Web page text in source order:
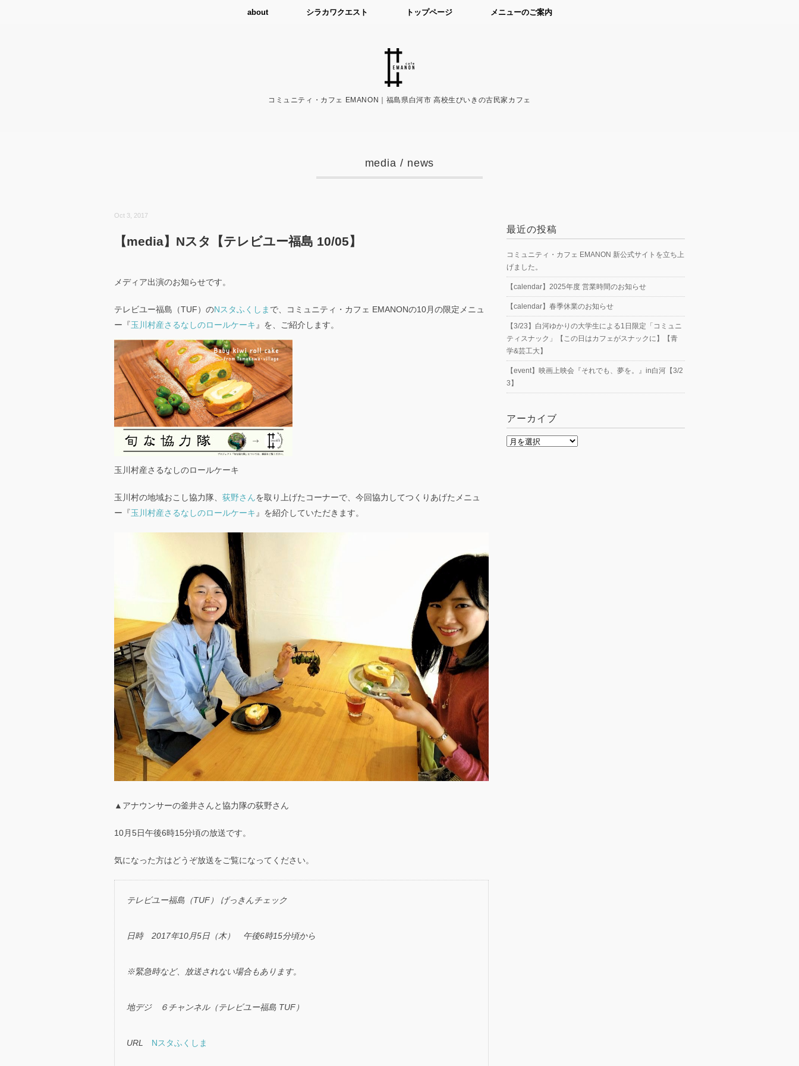
about シラカワクエスト トップページ メニューのご案内
コミュニティ・カフェ EMANON｜福島県白河市 高校生びいきの古民家カフェ
media / news
Oct 3, 2017
【media】Nスタ【テレビユー福島 10/05】
メディア出演のお知らせです。
テレビユー福島（TUF）のNスタふくしま で、コミュニティ・カフェ EMANONの10月の限定メニュ
ー『玉川村産さるなしのロールケーキ 』を、ご紹介します。
玉川村産さるなしのロールケーキ
玉川村の地域おこし協力隊、 荻野さんを取り上げたコーナーで、今回協力してつくりあげたメニュ
ー『玉川村産さるなしのロールケーキ 』を紹介していただきます。
▲アナウンサーの釜井さんと協力隊の荻野さん
10月5日午後6時15分頃の放送です。
気になった方はどうぞ放送をご覧になってください。
テレビユー福島（TUF） げっきんチェック
日時 2017年10月5日（木） 午後6時15分頃から
※緊急時など、放送されない場合もあります。
地デジ ６チャンネル（テレビユー福島 TUF）
URL Nスタふくしま
最近の投稿
コミュニティ・カフェ EMANON 新公式サイトを立ち上
げました。
【calendar】2025年度 営業時間のお知らせ
【calendar】春季休業のお知らせ
【3/23】白河ゆかりの大学生による1日限定「コミュニ
ティスナック」【この日はカフェがスナックに】【青
学&芸工大】
【event】映画上映会『それでも、夢を。』in白河【3/2
3】
アーカイブ
ア